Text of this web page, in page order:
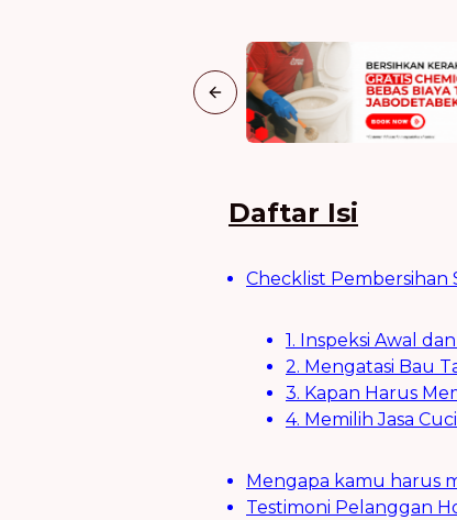
Previous slide
Daftar Isi
Checklist
1. Inspeksi Awal
2. Mengatasi Bau
3. Kapan Harus
4. Memilih Jasa
Mengapa kamu harus
Testimoni Pelanggan